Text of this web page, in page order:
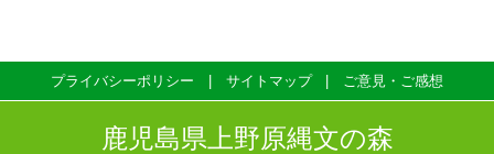
プライバシーポリシー サイトマップ ご意見・ご感想
鹿児島県上野原縄文の森